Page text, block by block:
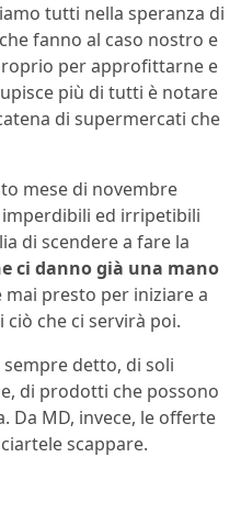
tutti nella speranza di
fanno al caso nostro e
per approfittarne e
più di tutti è notare
di supermercati che
mese di novembre
ed irripetibili
di scendere a fare la
ci danno già una mano
mai presto per iniziare a
che ci servirà poi.
detto, di soli
di prodotti che possono
Da MD, invece, le offerte
scappare.